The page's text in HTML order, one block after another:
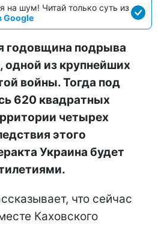
на шум! Читай только суть из
Google
годовщина подрыва
одной из крупнейших
войны. Тогда под
620 квадратных
четырех
этого
Украина будет
что сейчас
Каховского